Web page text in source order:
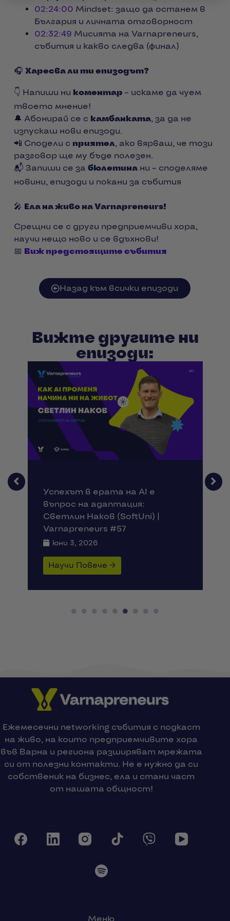
02:24:00 Mindset: защо да останем в
България и личната отговорност
02:32:49 Мисията на Varnapreneurs,
събития и какво следва (финал)
🎧 Харесва ли ти епизодът?
👇 Напиши ни коментар – искаме да чуем
твоето мнение!
🔔 Абонирай се с камбанката, за да не
изпускаш нови епизоди.
📲 Сподели с приятел, ако вярваш, че този
разговор ще му бъде полезен.
📬 Запиши се за бюлетинани – споделяме
новини, епизоди и покани за събития
🎤 Ела на живо на Varnapreneurs!
Срещни се с други предприемчиви хора,
научи нещо ново и се вдъхнови!
📅 Виж предстоящите събития
Назад към всички епизоди
Вижте другите ни
епизоди:
Успехът в ерата на AI е
въпрос на адаптация:
Светлин Наков (SoftUni) |
Varnapreneurs #57
юни 3, 2026
Научи Повече →
Ежемесечни networking събития с подкаст
на живо, на които предприемчивите хора
във Варна и региона разширяват мрежата
си от полезни контакти. Не е нужно да си
собственик на бизнес, ела и стани част
от нашата общност!
Меню